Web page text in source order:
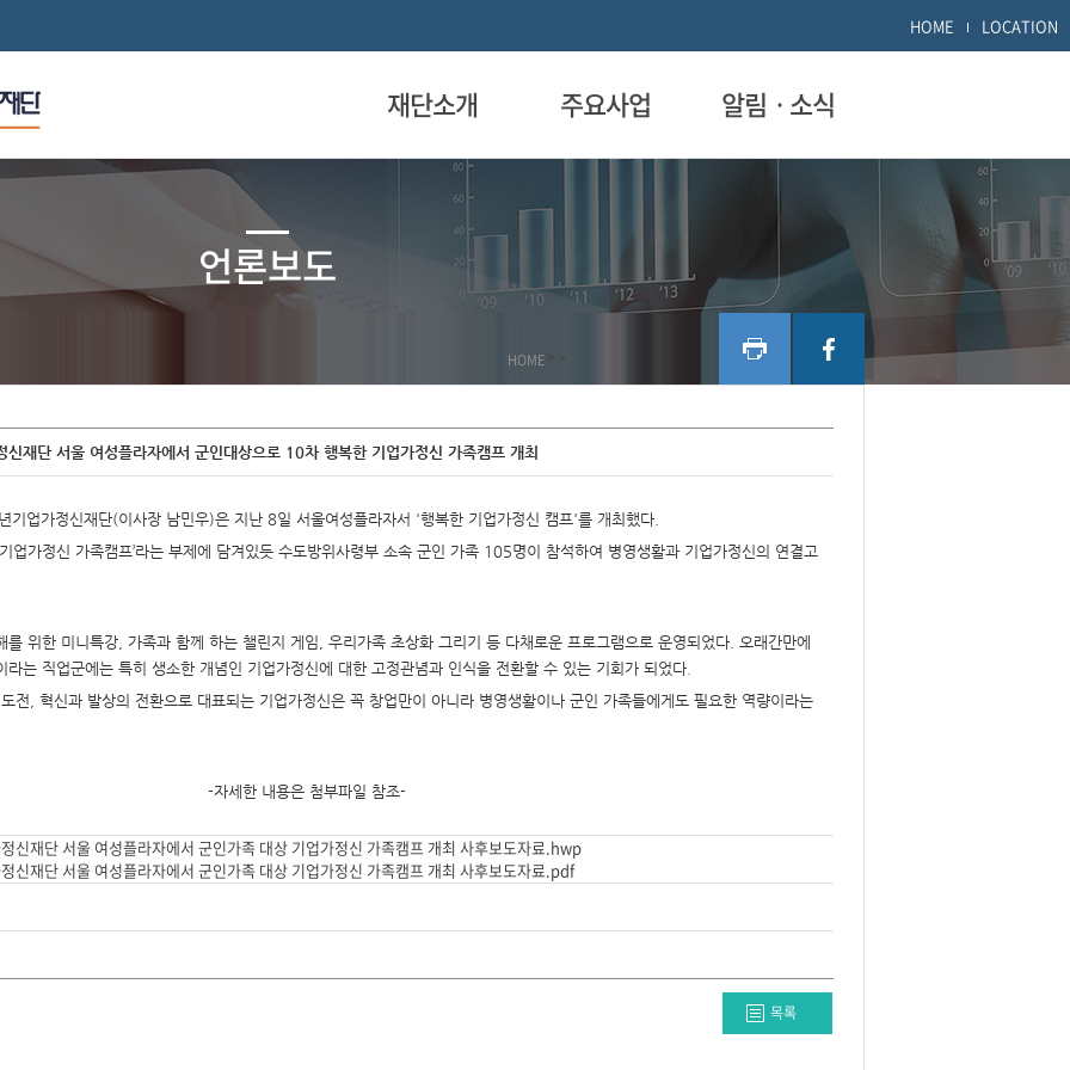
HOME LOCATION
재단소개 주요사업 알림ㆍ소식
언론보도
HOME > >
신재단 서울 여성플라자에서 군인대상으로 10차 행복한 기업가정신 가족캠프 개최
업가정신재단(이사장 남민우)은 지난 8일 서울여성플라자서 '행복한 기업가정신 캠프'를 개최했다.
업가정신 가족캠프’라는 부제에 담겨있듯 수도방위사령부 소속 군인 가족 105명이 참석하여 병영생활과 기업가정신의 연결고
위한 미니특강, 가족과 함께 하는 챌린지 게임, 우리가족 초상화 그리기 등 다채로운 프로그램으로 운영되었다. 오래간만에
는 직업군에는 특히 생소한 개념인 기업가정신에 대한 고정관념과 인식을 전환할 수 있는 기회가 되었다.
전, 혁신과 발상의 전환으로 대표되는 기업가정신은 꼭 창업만이 아니라 병영생활이나 군인 가족들에게도 필요한 역량이라는
-자세한 내용은 첨부파일 참조-
신재단 서울 여성플라자에서 군인가족 대상 기업가정신 가족캠프 개최 사후보도자료.hwp
신재단 서울 여성플라자에서 군인가족 대상 기업가정신 가족캠프 개최 사후보도자료.pdf
목록